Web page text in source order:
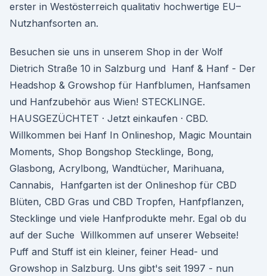
erster in Westösterreich qualitativ hochwertige EU–
Nutzhanfsorten an.
Besuchen sie uns in unserem Shop in der Wolf
Dietrich Straße 10 in Salzburg und Hanf & Hanf - Der
Headshop & Growshop für Hanfblumen, Hanfsamen
und Hanfzubehör aus Wien! STECKLINGE.
HAUSGEZÜCHTET · Jetzt einkaufen · CBD.
Willkommen bei Hanf In Onlineshop, Magic Mountain
Moments, Shop Bongshop Stecklinge, Bong,
Glasbong, Acrylbong, Wandtücher, Marihuana,
Cannabis, Hanfgarten ist der Onlineshop für CBD
Blüten, CBD Gras und CBD Tropfen, Hanfpflanzen,
Stecklinge und viele Hanfprodukte mehr. Egal ob du
auf der Suche Willkommen auf unserer Webseite!
Puff and Stuff ist ein kleiner, feiner Head- und
Growshop in Salzburg. Uns gibt's seit 1997 - nun